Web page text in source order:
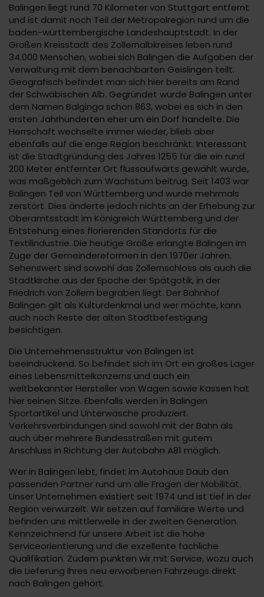
Balingen liegt rund 70 Kilometer von Stuttgart entfernt
und ist damit noch Teil der Metropolregion rund um die
baden-württembergische Landeshauptstadt. In der
Großen Kreisstadt des Zollernalbkreises leben rund
34.000 Menschen, wobei sich Balingen die Aufgaben der
Verwaltung mit dem benachbarten Geislingen teilt.
Geografisch befindet man sich hier bereits am Rand
der Schwäbischen Alb. Gegründet wurde Balingen unter
dem Namen Balginga schon 863, wobei es sich in den
ersten Jahrhunderten eher um ein Dorf handelte. Die
Herrschaft wechselte immer wieder, blieb aber
ebenfalls auf die enge Region beschränkt. Interessant
ist die Stadtgründung des Jahres 1255 für die ein rund
200 Meter entfernter Ort flussaufwärts gewählt wurde,
was maßgeblich zum Wachstum beitrug. Seit 1403 war
Balingen Teil von Württemberg und wurde mehrmals
zerstört. Dies änderte jedoch nichts an der Erhebung zur
Oberamtsstadt im Königreich Württemberg und der
Entstehung eines florierenden Standorts für die
Textilindustrie. Die heutige Größe erlangte Balingen im
Zuge der Gemeindereformen in den 1970er Jahren.
Sehenswert sind sowohl das Zollernschloss als auch die
Stadtkirche aus der Epoche der Spätgotik, in der
Friedrich von Zollern begraben liegt. Der Bahnhof
Balingen gilt als Kulturdenkmal und wer möchte, kann
auch noch Reste der alten Stadtbefestigung
besichtigen.
Die Unternehmensstruktur von Balingen ist
beeindruckend. So befindet sich im Ort ein großes Lager
eines Lebensmittelkonzerns und auch ein
weltbekannter Hersteller von Wagen sowie Kassen hat
hier seinen Sitze. Ebenfalls werden in Balingen
Sportartikel und Unterwäsche produziert.
Verkehrsverbindungen sind sowohl mit der Bahn als
auch über mehrere Bundesstraßen mit gutem
Anschluss in Richtung der Autobahn A81 möglich.
Wer in Balingen lebt, findet im Autohaus Daub den
passenden Partner rund um alle Fragen der Mobilität.
Unser Unternehmen existiert seit 1974 und ist tief in der
Region verwurzelt. Wir setzen auf familiäre Werte und
befinden uns mittlerweile in der zweiten Generation.
Kennzeichnend für unsere Arbeit ist die hohe
Serviceorientierung und die exzellente fachliche
Qualifikation. Zudem punkten wir mit Service, wozu auch
die Lieferung Ihres neu erworbenen Fahrzeugs direkt
nach Balingen gehört.